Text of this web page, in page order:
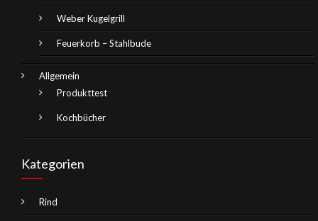
Weber Kugelgrill
Feuerkorb – Stahlbude
Allgemein
Produkttest
Kochbücher
Kategorien
Rind